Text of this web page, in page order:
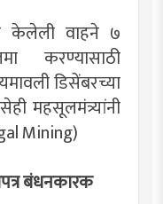
केलेली वाहने ७
करण्यासाठी
डिसेंबरच्या
महसूलमंत्र्यांनी
Mining)
बंधनकारक